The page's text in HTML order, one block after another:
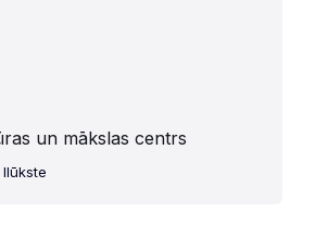
un mākslas centrs